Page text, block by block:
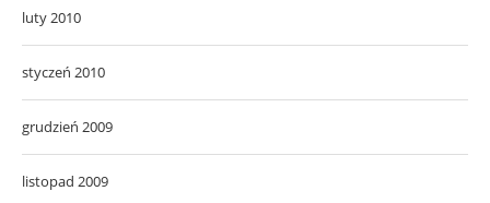
luty 2010
styczeń 2010
grudzień 2009
listopad 2009